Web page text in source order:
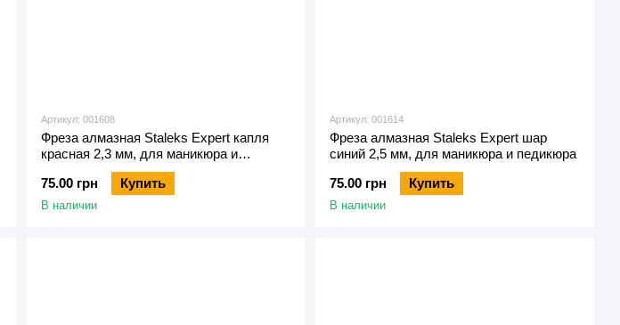
Артикул: 001608
Фреза алмазная Staleks Expert капля
красная 2,3 мм, для маникюра и
75.00 грн
Купить
В наличии
Артикул: 001614
Фреза алмазная Staleks Expert шар
синий 2,5 мм, для маникюра и педикюра
75.00 грн
Купить
В наличии